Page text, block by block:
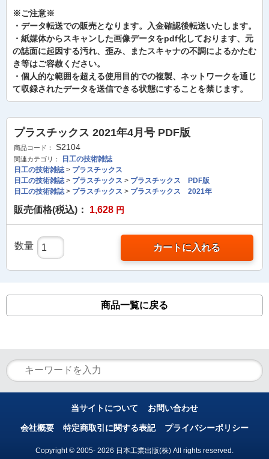
※ご注意※
・データ転送での販売となります。入金確認後転送いたします。
・紙媒体からスキャンした画像データをpdf化しております、元
の誌面に起因する汚れ、歪み、またスキャナの不調によるかたむ
き等はご容赦ください。
・個人的な範囲を超える使用目的での複製、ネットワークを通じ
て収録されたデータを送信できる状態にすることを禁じます。
プラスチックス 2021年4月号 PDF版
商品コード： S2104
関連カテゴリ：
日工の技術雑誌
日工の技術雑誌> プラスチックス
日工の技術雑誌> プラスチックス > プラスチックス PDF版
日工の技術雑誌> プラスチックス > プラスチックス 2021年
販売価格(税込)： 1,628 円
数量 カートに入れる
商品一覧に戻る
当サイトについて お問い合わせ
会社概要 特定商取引に関する表記 プライバシーポリシー
Copyright © 2005- 2026 日本工業出版(株) All rights reserved.